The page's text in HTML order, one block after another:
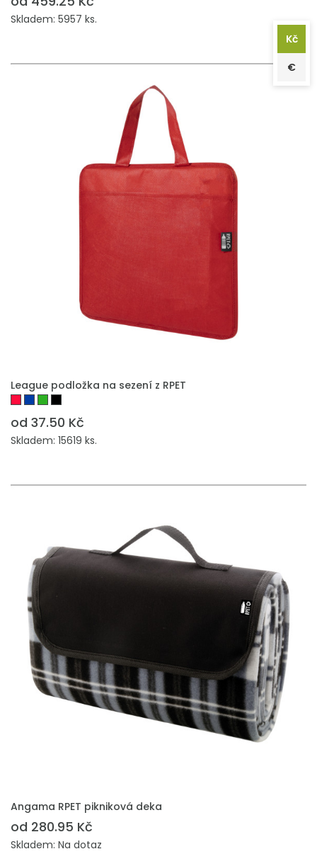
Skladem: 5957 ks.
PŘIDAT DO POPTÁVKY
League podložka na sezení z RPET
od 37.50 Kč
Skladem: 15619 ks.
PŘIDAT DO POPTÁVKY
Angama RPET pikniková deka
od 280.95 Kč
Skladem: Na dotaz
Kč
€